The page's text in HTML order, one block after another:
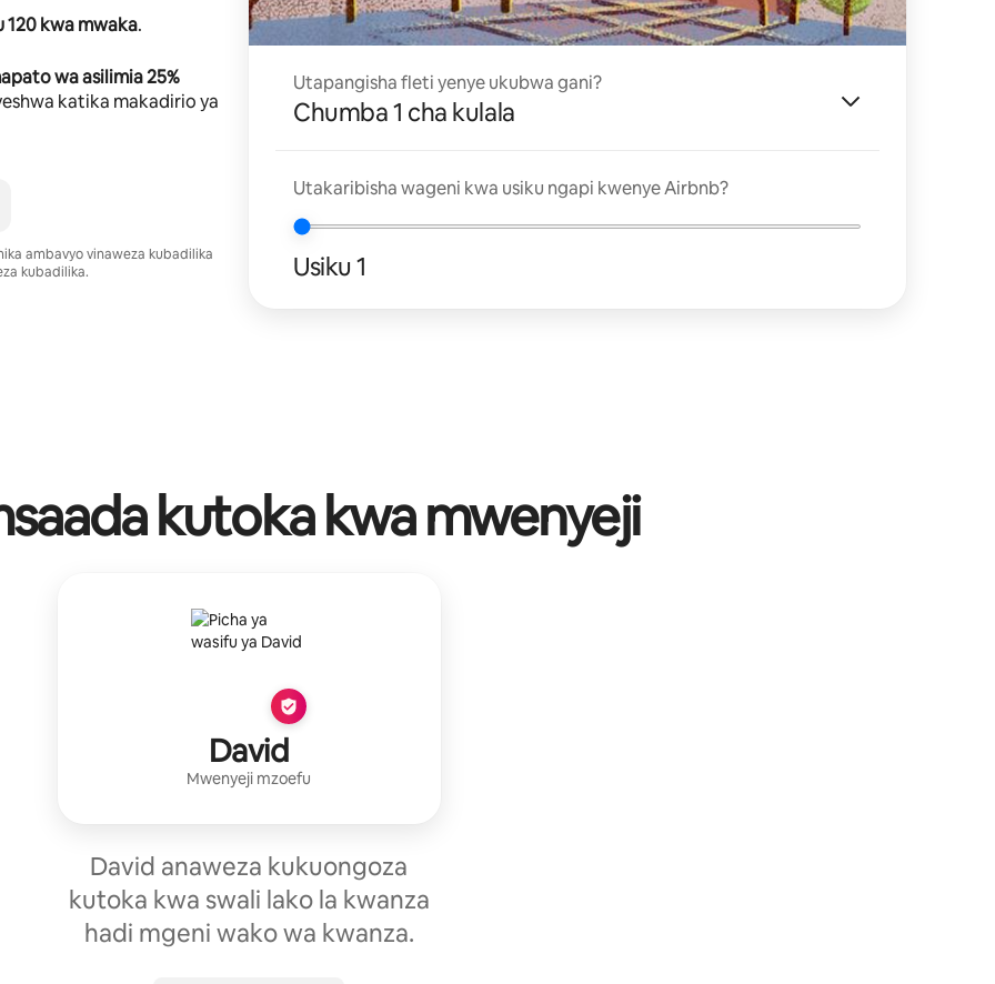
120 kwa mwaka.
wa asilimia 25%
katika makadirio ya
ambavyo vinaweza kubadilika
kubadilika.
Utapangisha fleti yenye ukubwa gani?
Chumba 1 cha kulala
Utakaribisha wageni kwa usiku ngapi kwenye Airbnb?
Usiku 1
kutoka kwa mwenyeji
David
Mwenyeji mzoefu
David anaweza kukuongoza
kutoka kwa swali lako la kwanza
hadi mgeni wako wa kwanza.